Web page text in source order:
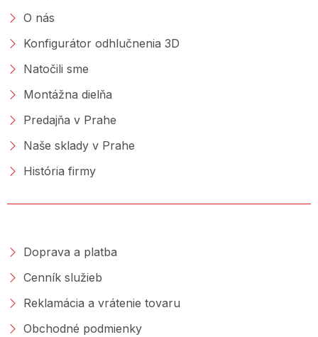
O nás
Konfigurátor odhlučnenia 3D
Natočili sme
Montážna dielňa
Predajňa v Prahe
Naše sklady v Prahe
História firmy
Doprava a platba
Cenník služieb
Reklamácia a vrátenie tovaru
Obchodné podmienky